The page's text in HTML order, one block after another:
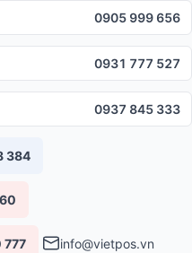
0905 999 656
0931 777 527
0937 845 333
384
777 info@vietpos.vn